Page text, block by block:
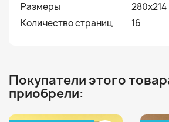
Размеры
280х214
Количество страниц
16
Покупатели этого
приобрели: